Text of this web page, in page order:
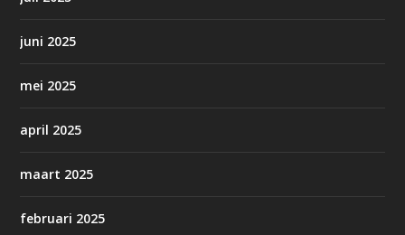
juni 2025
mei 2025
april 2025
maart 2025
februari 2025